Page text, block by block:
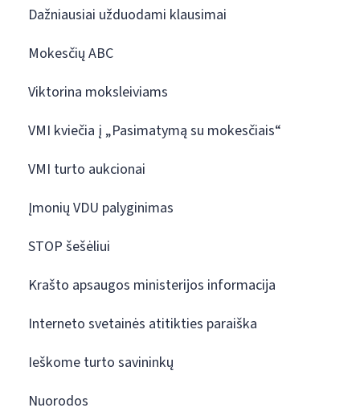
Dažniausiai užduodami klausimai
Mokesčių ABC
Viktorina moksleiviams
VMI kviečia į „Pasimatymą su mokesčiais“
VMI turto aukcionai
Įmonių VDU palyginimas
STOP šešėliui
Krašto apsaugos ministerijos informacija
Interneto svetainės atitikties paraiška
Ieškome turto savininkų
Nuorodos